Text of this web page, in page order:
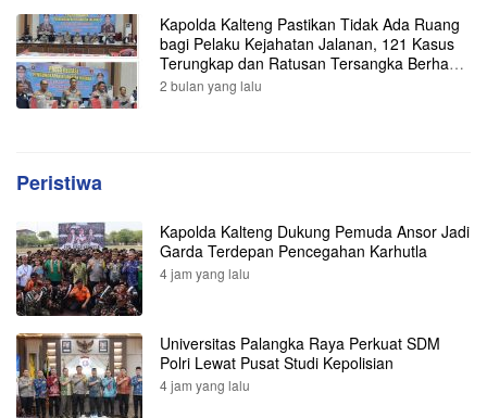
Kapolda Kalteng Pastikan Tidak Ada Ruang
bagi Pelaku Kejahatan Jalanan, 121 Kasus
Terungkap dan Ratusan Tersangka Berhasil
Dibekuk
2 bulan yang lalu
Peristiwa
Kapolda Kalteng Dukung Pemuda Ansor Jadi
Garda Terdepan Pencegahan Karhutla
4 jam yang lalu
Universitas Palangka Raya Perkuat SDM
Polri Lewat Pusat Studi Kepolisian
4 jam yang lalu